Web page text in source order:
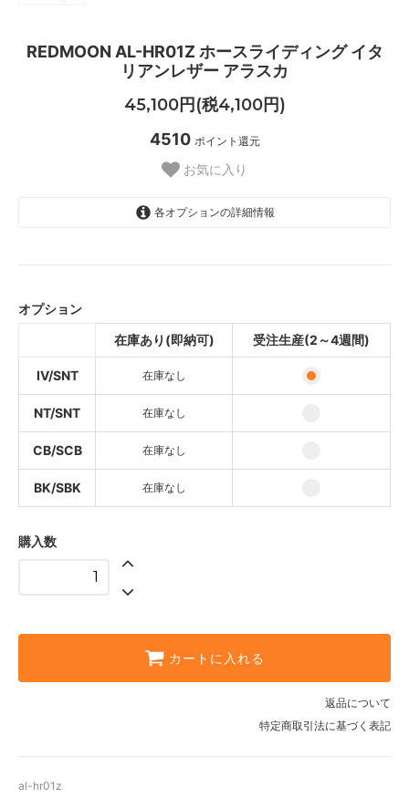
REDMOON AL-HR01Z ホースライディング イタ
リアンレザー アラスカ
45,100円(税4,100円)
4510 ポイント還元
お気に入り
各オプションの詳細情報
CB/SCB
オプション
在庫あり(即納可)
受注生産(2～4週間)
IV/SNT 在庫なし
NT/SNT 在庫なし
CB/SCB 在庫なし
BK/SBK 在庫なし
購入数
カートに入れる
返品について
特定商取引法に基づく表記
al-hr01z